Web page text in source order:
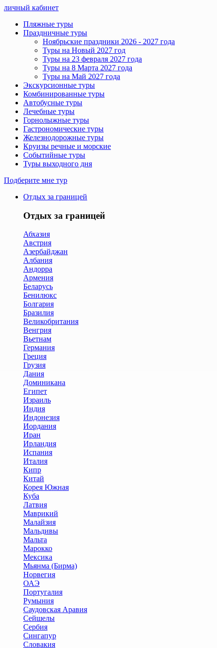
личный кабинет
Пляжные туры
Праздничные туры
Ноябрьские праздники 2026 - 2027 года
Туры на Новый 2027 год
Туры на 23 февраля 2027 года
Туры на 8 Марта 2027 года
Туры на Май 2027 года
Экскурсионные туры
Комбинированные туры
Автобусные туры
Лечебные туры
Горнолыжные туры
Гастрономические туры
Железнодорожные туры
Круизы речные и морские
Событийные туры
Туры выходного дня
Подберите мне тур
Отдых за границей
Отдых за границей
Абхазия
Австрия
Азербайджан
Албания
Андорра
Армения
Беларусь
Бенилюкс
Болгария
Бразилия
Великобритания
Венгрия
Вьетнам
Германия
Греция
Грузия
Дания
Доминикана
Египет
Израиль
Индия
Индонезия
Иордания
Иран
Ирландия
Испания
Италия
Кипр
Китай
Корея Южная
Куба
Латвия
Маврикий
Малайзия
Мальдивы
Мальта
Марокко
Мексика
Мьянма (Бирма)
Норвегия
ОАЭ
Португалия
Румыния
Саудовская Аравия
Сейшелы
Сербия
Сингапур
Словакия